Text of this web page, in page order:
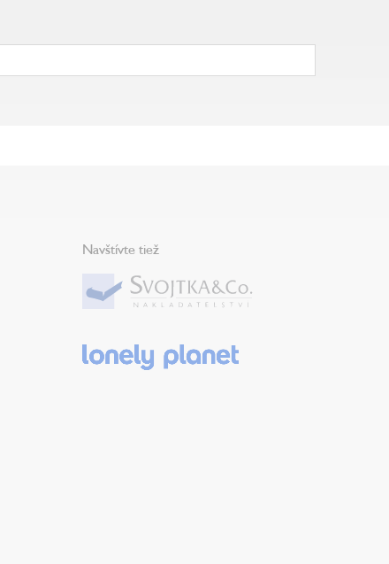
Navštívte tiež